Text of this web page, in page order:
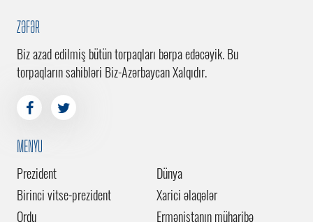
ZƏFƏR
Biz azad edilmiş bütün torpaqları bərpa edəcəyik. Bu
torpaqların sahibləri Biz-Azərbaycan Xalqıdır.
MENYU
Prezident
Birinci vitse-prezident
Ordu
Dünya
Xarici əlaqələr
Ermənistanın müharibə